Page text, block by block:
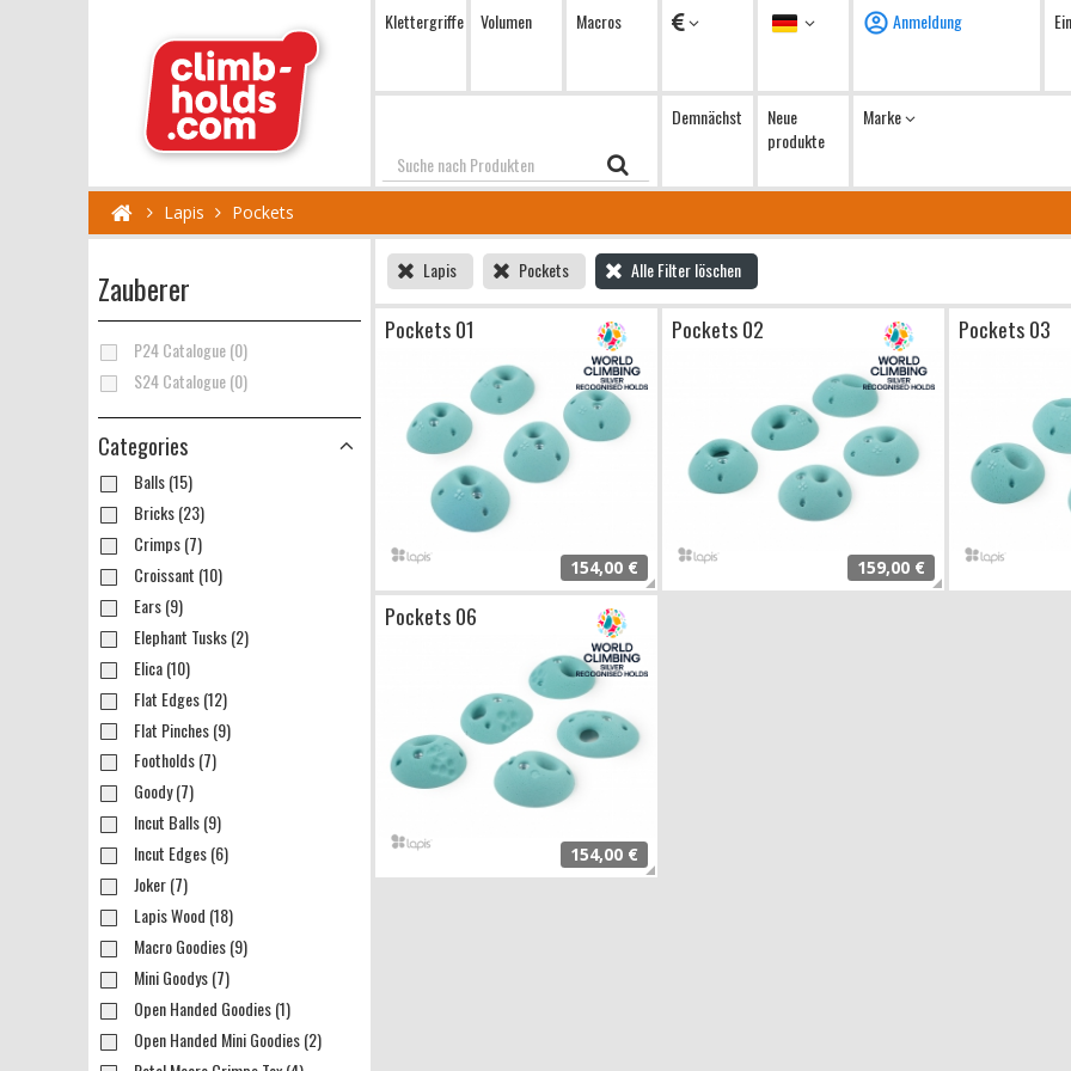
Klettergriffe Volumen Macros Währung Sprache Anmeldung
Suchen
Demnächst
Neue
produkte
Marke
Lapis Pockets
Zauberer
P24 Catalogue (0)
S24 Catalogue (0)
Categories
Balls (15)
Bricks (23)
Crimps (7)
Croissant (10)
Ears (9)
Elephant Tusks (2)
Elica (10)
Flat Edges (12)
Flat Pinches (9)
Footholds (7)
Goody (7)
Incut Balls (9)
Incut Edges (6)
Joker (7)
Lapis Wood (18)
Macro Goodies (9)
Mini Goodys (7)
Open Handed Goodies (1)
Open Handed Mini Goodies (2)
Lapis Pockets Alle Filter löschen
Pockets 01
154,00 €
Pockets 02
159,00 €
Pockets 03
Pockets 06
154,00 €